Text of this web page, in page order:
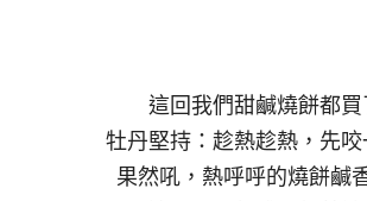
這回我們甜鹹燒餅都買
牡丹堅持：趁熱趁熱，先咬
果然吼，熱呼呼的燒餅鹹